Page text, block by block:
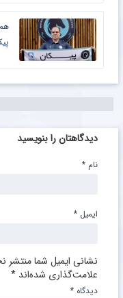
دیدگاهتان را بنویسید
نشانی ایمیل شما منتشر
علامت‌گذاری شده‌اند *
دیدگاه *
نام *
ایمیل *